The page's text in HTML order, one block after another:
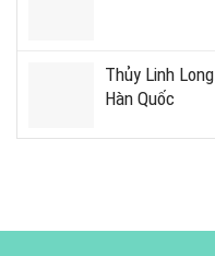
Thủy Linh
Hàn Quốc